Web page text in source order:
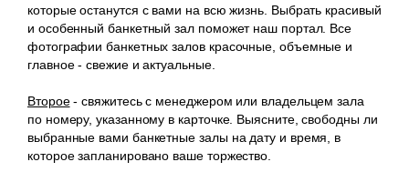
которые останутся с вами на всю жизнь. Выбрать красивый
и особенный банкетный зал поможет наш портал. Все
фотографии банкетных залов красочные, объемные и
главное - свежие и актуальные.
Второе- свяжитесь с менеджером или владельцем зала
по номеру, указанному в карточке. Выясните, свободны ли
выбранные вами банкетные залы на дату и время, в
которое запланировано ваше торжество.